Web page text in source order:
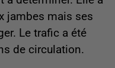
jambes mais ses
Le trafic a été
de circulation.